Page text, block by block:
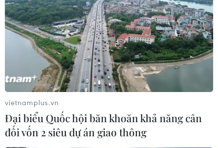
TIN LIÊN QUAN
vietnamplus.vn
Đại biểu Quốc hội băn khoăn khả năng cân
đối vốn 2 siêu dự án giao thông